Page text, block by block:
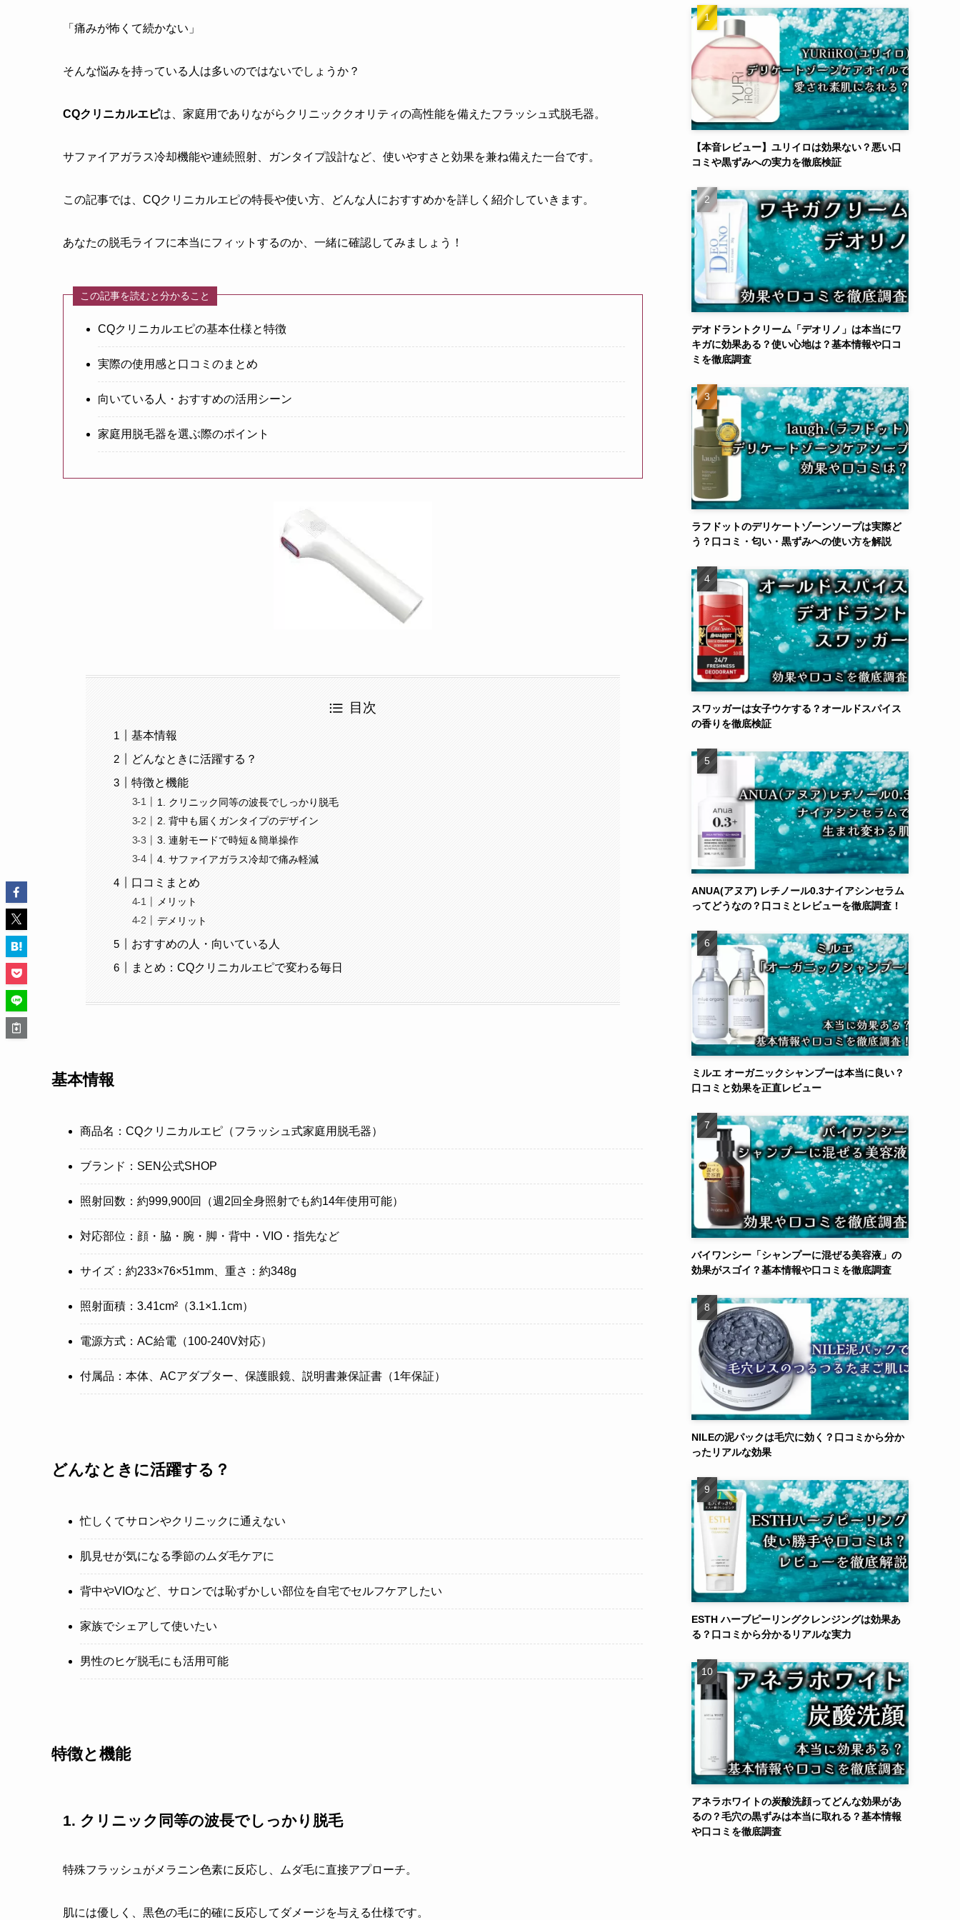
「痛みが怖くて続かない」
そんな悩みを持っている人は多いのではないでしょうか？
CQクリニカルエピは、家庭用でありながらクリニッククオリティの高性能を備えたフラッシュ式脱毛器。
サファイアガラス冷却機能や連続照射、ガンタイプ設計など、使いやすさと効果を兼ね備えた一台です。
この記事では、CQクリニカルエピの特長や使い方、どんな人におすすめかを詳しく紹介していきます。
あなたの脱毛ライフに本当にフィットするのか、一緒に確認してみましょう！
この記事を読むと分かること
CQクリニカルエピの基本仕様と特徴
実際の使用感と口コミのまとめ
向いている人・おすすめの活用シーン
家庭用脱毛器を選ぶ際のポイント
目次
基本情報
どんなときに活躍する？
特徴と機能
1. クリニック同等の波長でしっかり脱毛
2. 背中も届くガンタイプのデザイン
3. 連射モードで時短＆簡単操作
4. サファイアガラス冷却で痛み軽減
口コミまとめ
メリット
デメリット
おすすめの人・向いている人
まとめ：CQクリニカルエピで変わる毎日
基本情報
商品名：CQクリニカルエピ（フラッシュ式家庭用脱毛器）
ブランド：SEN公式SHOP
照射回数：約999,900回（週2回全身照射でも約14年使用可能）
対応部位：顔・脇・腕・脚・背中・VIO・指先など
サイズ：約233×76×51mm、重さ：約348g
照射面積：3.41cm²（3.1×1.1cm）
電源方式：AC給電（100-240V対応）
付属品：本体、ACアダプター、保護眼鏡、説明書兼保証書（1年保証）
どんなときに活躍する？
忙しくてサロンやクリニックに通えない
肌見せが気になる季節のムダ毛ケアに
背中やVIOなど、サロンでは恥ずかしい部位を自宅でセルフケアしたい
家族でシェアして使いたい
男性のヒゲ脱毛にも活用可能
特徴と機能
1. クリニック同等の波長でしっかり脱毛
特殊フラッシュがメラニン色素に反応し、ムダ毛に直接アプローチ。
肌には優しく、黒色の毛に的確に反応してダメージを与える仕様です。
【本音レビュー】ユリイロは効果ない？悪い口
コミや黒ずみへの実力を徹底検証
デオドラントクリーム「デオリノ」は本当にワ
キガに効果ある？使い心地は？基本情報や口コ
ミを徹底調査
ラフドットのデリケートゾーンソープは実際ど
う？口コミ・匂い・黒ずみへの使い方を解説
スワッガーは女子ウケする？オールドスパイス
の香りを徹底検証
ANUA(アヌア) レチノール0.3ナイアシンセラム
ってどうなの？口コミとレビューを徹底調査！
ミルエ オーガニックシャンプーは本当に良い？
口コミと効果を正直レビュー
バイワンシー「シャンプーに混ぜる美容液」の
効果がスゴイ？基本情報や口コミを徹底調査
NILEの泥パックは毛穴に効く？口コミから分か
ったリアルな効果
ESTH ハーブピーリングクレンジングは効果あ
る？口コミから分かるリアルな実力
アネラホワイトの炭酸洗顔ってどんな効果があ
るの？毛穴の黒ずみは本当に取れる？基本情報
や口コミを徹底調査